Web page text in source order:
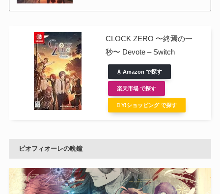
CLOCK ZERO 〜終焉の一
秒〜 Devote – Switch
Amazon で探す
楽天市場 で探す
Y!ショッピング で探す
ピオフィオーレの晩鐘